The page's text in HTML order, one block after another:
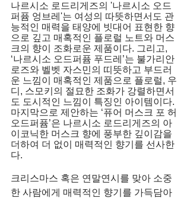
나르시소 로드리게즈의 '나르시소 오드
퍼퓸 엉브레'는 여성의 따뜻하면서도 관
능적인 매력을 태양에 빗대어 표현한 향
으로 깊고 매혹적인 플로럴 노트와 머스
크의 향이 조화로운 제품이다. 그리고,
‘나르시소 오드퍼퓸 푸드레’는 불가리안
로즈와 벨벳 자스민의 띠뜻하고 부드러
운 느낌이 매혹적인 제품으로 플로럴, 우
디, 스모키의 절묘한 조화가 강렬하면서
도 도시적인 느낌이 특징인 아이템이다.
마지막으로 제안하는 ‘퓨어 머스크 포 허
오드퍼퓸’은 나르시소 로드리게즈의 아
이코닉한 머스크 향에 풍부한 깊이감을
더하여 더 없이 매력적인 향기를 선사한
다.
크리스마스 혹은 연말연시를 맞아 소중
한 사람에게 매력적인 향기를 가득담아